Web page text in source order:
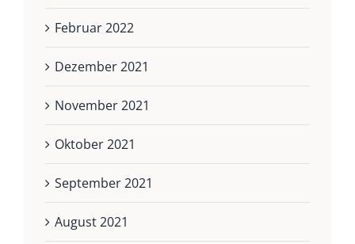
Februar 2022
Dezember 2021
November 2021
Oktober 2021
September 2021
August 2021